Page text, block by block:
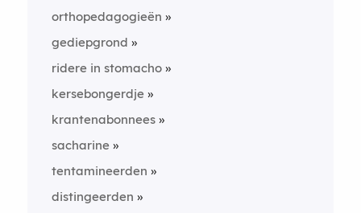
orthopedagogieën
gediepgrond
ridere in stomacho
kersebongerdje
krantenabonnees
sacharine
tentamineerden
distingeerden